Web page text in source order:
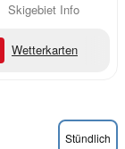
Skigebiet Info
Wetterkarten
Stündlich